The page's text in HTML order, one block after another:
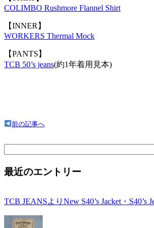
COLIMBO Rushmore Flannel Shirt
【INNER】
WORKERS Thermal Mock
【PANTS】
TCB 50’s jeans(約1年着用見本)
前の記事へ
最近のエントリー
TCB JEANSよりNew S40’s Jacket・S40’s